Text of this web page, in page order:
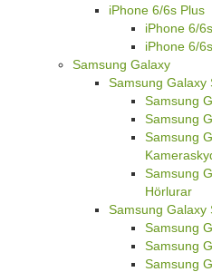
iPhone 6/6s Plus
iPhone 6/
iPhone 6/
Samsung Galaxy
Samsung Galaxy
Samsung
Samsung
Samsung
Samsung
Hörlurar
Samsung Galaxy
Samsung
Samsung
Samsung